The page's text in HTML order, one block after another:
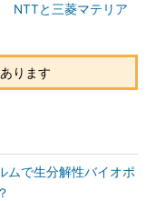
NTTと三菱マテリア
ります
ムで生分解性バイオポ